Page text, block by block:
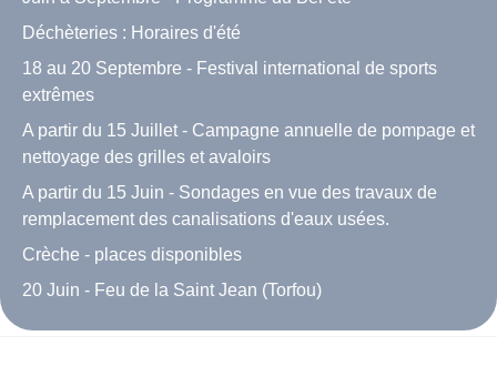
Déchèteries : Horaires d'été
18 au 20 Septembre - Festival international de sports
extrêmes
A partir du 15 Juillet - Campagne annuelle de pompage et
nettoyage des grilles et avaloirs
A partir du 15 Juin - Sondages en vue des travaux de
remplacement des canalisations d'eaux usées.
Crèche - places disponibles
20 Juin - Feu de la Saint Jean (Torfou)